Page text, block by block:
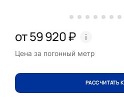
от 59 920 ₽
Цена за погонный метр
РАССЧИТАТЬ